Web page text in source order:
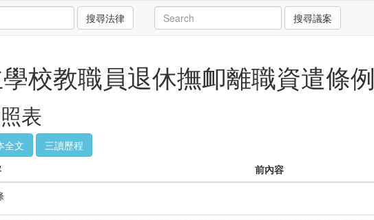
搜尋法律 搜尋議案
校教職員退休撫卹離職資遣條例
表
全文
三讀歷程
前內容